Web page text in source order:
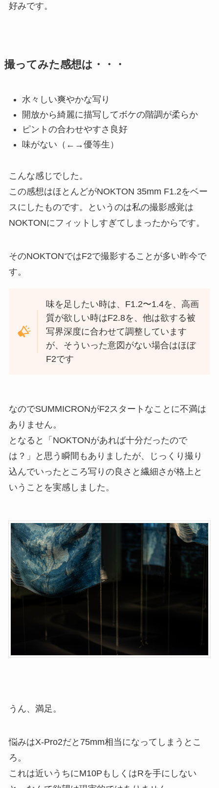
好みです。
撮ってみた感想は・・・
水々しい爽やかな写り
開放から綺麗に描写してボケの階調が柔らか
ピントの合わせやすさ良好
味がない（←→優等生）
こんな感じでした。
この感想はほとんどがNOKTON 35mm F1.2をベー
スにしたものです。というのは私の撮影感覚は
NOKTONにフィットしすぎてしまったからです。
そのNOKTONではF2で撮影することが多い昨今で
す。
味を足したい時は、F1.2〜1.4を、高画
質が欲しい時はF2.8を、他は欲する被
写界深度に合わせて調整しています
が、そういった意図がない場合はほぼ
F2です
なのでSUMMICRONがF2スタートなことに不満は
ありません。
となると「NOKTONがあれば十分だったので
は？」と思う瞬間もありましたが、じっくり撮り
込んでいったところ写りの良さと繊細さが格上と
いうことを実感しました。
うん、満足。
悩みはX-Pro2だと75mm相当になってしまうとこ
ろ。
これは近いうちにM10PもしくはRを手にしない